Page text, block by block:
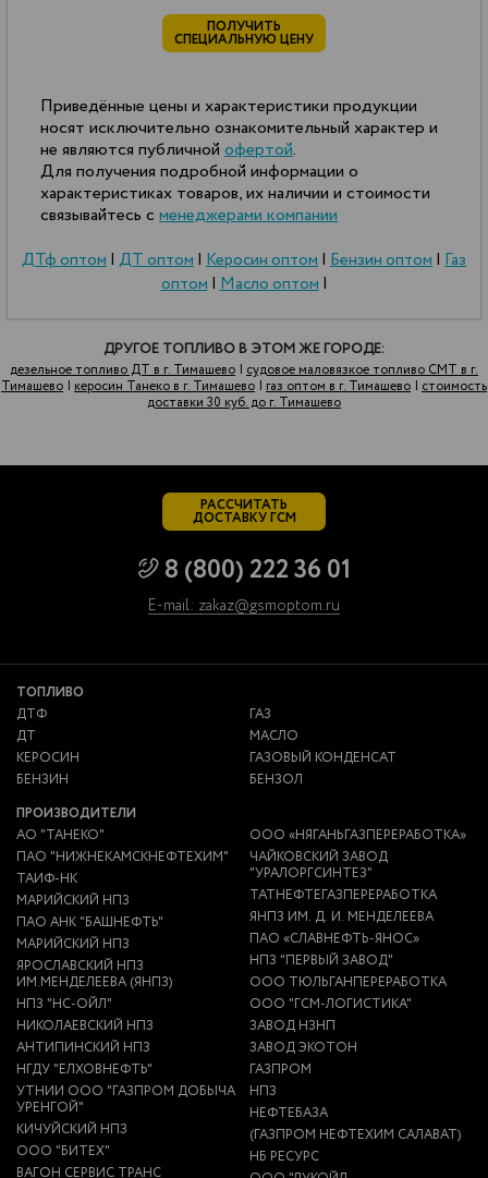
ПОЛУЧИТЬ
СПЕЦИАЛЬНУЮ ЦЕНУ
Приведённые цены и характеристики продукции
носят исключительно ознакомительный характер и
не являются публичной офертой.
Для получения подробной информации о
характеристиках товаров, их наличии и стоимости
связывайтесь с менеджерами компании
ДТф оптом| ДТ оптом| Керосин оптом| Бензин оптом| Газ
оптом|Масло оптом|
ДРУГОЕ ТОПЛИВО В ЭТОМ ЖЕ ГОРОДЕ:
дезельное топливо ДТ в г. Тимашево | судовое маловязкое топливо СМТ в г.
Тимашево | керосин Танеко в г. Тимашево | газ оптом в г. Тимашево | стоимость
доставки 30 куб. до г. Тимашево
РАССЧИТАТЬ
ДОСТАВКУ ГСМ
8 (800) 222 36 01
E-mail: zakaz@gsmoptom.ru
ТОПЛИВО
ДТФ
ДТ
КЕРОСИН
БЕНЗИН
ГАЗ
МАСЛО
ГАЗОВЫЙ КОНДЕНСАТ
БЕНЗОЛ
ПРОИЗВОДИТЕЛИ
АО "ТАНЕКО"
ПАО "НИЖНЕКАМСКНЕФТЕХИМ"
ТАИФ-НК
МАРИЙСКИЙ НПЗ
ПАО АНК "БАШНЕФТЬ"
МАРИЙСКИЙ НПЗ
ЯРОСЛАВСКИЙ НПЗ
ИМ.МЕНДЕЛЕЕВА (ЯНПЗ)
НПЗ "НС-ОЙЛ"
НИКОЛАЕВСКИЙ НПЗ
АНТИПИНСКИЙ НПЗ
НГДУ "ЕЛХОВНЕФТЬ"
УТНИИ ООО "ГАЗПРОМ ДОБЫЧА
УРЕНГОЙ"
КИЧУЙСКИЙ НПЗ
ООО "БИТЕХ"
ВАГОН СЕРВИС ТРАНС
ООО «НЯГАНЬГАЗПЕРЕРАБОТКА»
ЧАЙКОВСКИЙ ЗАВОД
"УРАЛОРГСИНТЕЗ"
ТАТНЕФТЕГАЗПЕРЕРАБОТКА
ЯНПЗ ИМ. Д. И. МЕНДЕЛЕЕВА
ПАО «СЛАВНЕФТЬ-ЯНОС»
НПЗ "ПЕРВЫЙ ЗАВОД"
ООО ТЮЛЬГАНПЕРЕРАБОТКА
ООО "ГСМ-ЛОГИСТИКА"
ЗАВОД НЗНП
ЗАВОД ЭКОТОН
ГАЗПРОМ
НПЗ
НЕФТЕБАЗА
(ГАЗПРОМ НЕФТЕХИМ САЛАВАТ)
НБ РЕСУРС